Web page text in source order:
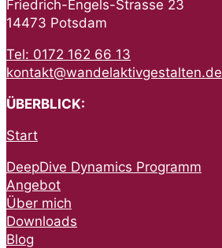
Friedrich-Engels-Strasse 23
14473 Potsdam
Tel: 0172 162 66 13
kontakt@wandelaktivgestalten.de
ÜBERBLICK:
Start
DeepDive Dynamics Programm
Angebot
Über mich
Downloads
Blog